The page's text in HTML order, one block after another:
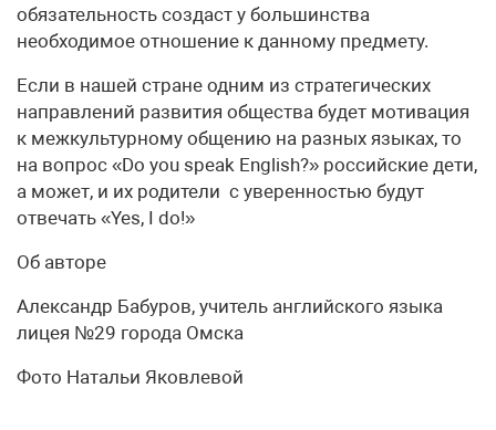
обязательность создаст у большинства
необходимое отношение к данному предмету.
Если в нашей стране одним из стратегических
направлений развития общества будет мотивация
к межкультурному общению на разных языках, то
на вопрос «Do you speak English?» российские дети,
а может, и их родители с уверенностью будут
отвечать «Yes, I do!»
Об авторе
Александр Бабуров, учитель английского языка
лицея №29 города Омска
Фото Натальи Яковлевой